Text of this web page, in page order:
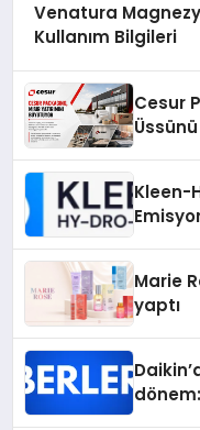
Venatura
Kullanım Bilgileri
Cesur
Kleen-
Marie
yaptı